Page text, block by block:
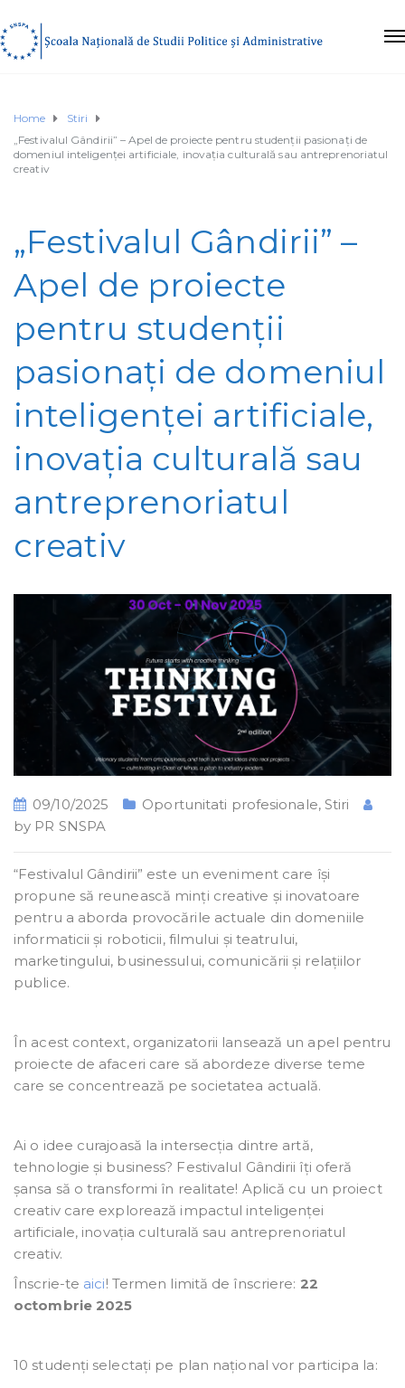
Home
Stiri
„Festivalul Gândirii” – Apel de proiecte pentru studenții pasionați de
domeniul inteligenței artificiale, inovația culturală sau antreprenoriatul
creativ
„Festivalul Gândirii” –
Apel de proiecte
pentru studenții
pasionați de domeniul
inteligenței artificiale,
inovația culturală sau
antreprenoriatul
creativ
09/10/2025 Oportunitati profesionale, Stiri
by PR SNSPA
“Festivalul Gândirii” este un eveniment care își
propune să reunească minți creative și inovatoare
pentru a aborda provocările actuale din domeniile
informaticii și roboticii, filmului și teatrului,
marketingului, businessului, comunicării și relațiilor
publice.
În acest context, organizatorii lansează un apel pentru
proiecte de afaceri care să abordeze diverse teme
care se concentrează pe societatea actuală.
Ai o idee curajoasă la intersecția dintre artă,
tehnologie și business? Festivalul Gândirii îți oferă
șansa să o transformi în realitate! Aplică cu un proiect
creativ care explorează impactul inteligenței
artificiale, inovația culturală sau antreprenoriatul
creativ.
Înscrie-te aici! Termen limită de înscriere: 22
octombrie 2025
10 studenți selectați pe plan național vor participa la: